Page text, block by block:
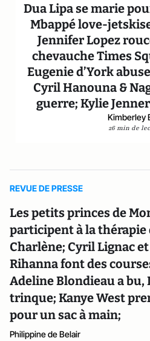
Dua Lipa se marie
Mbappé love-
Jennifer Lopez
chevauche Times
Eugenie d’York
Cyril Hanouna &
guerre; Kylie
Kimberley
26 min de
REVUE DE PRESSE
Les petits princes de
participent à la thérapie
Charlène; Cyril Lignac et
Rihanna font des
Adeline Blondieau a
trinque; Kanye West
pour un sac à main;
Philippine de Belair